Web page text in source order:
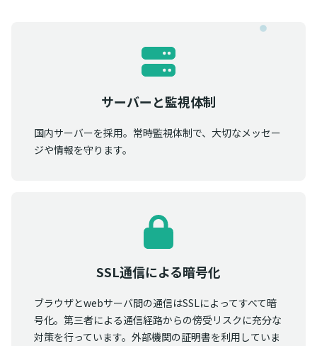
サーバーと監視体制
国内サーバーを採用。常時監視体制で、大切なメッセー
ジや情報を守ります。
SSL通信による暗号化
ブラウザとwebサーバ間の通信はSSLによってすべて暗
号化。第三者による通信経路からの傍受リスクに充分な
対策を行っています。外部機関の証明書を利用していま